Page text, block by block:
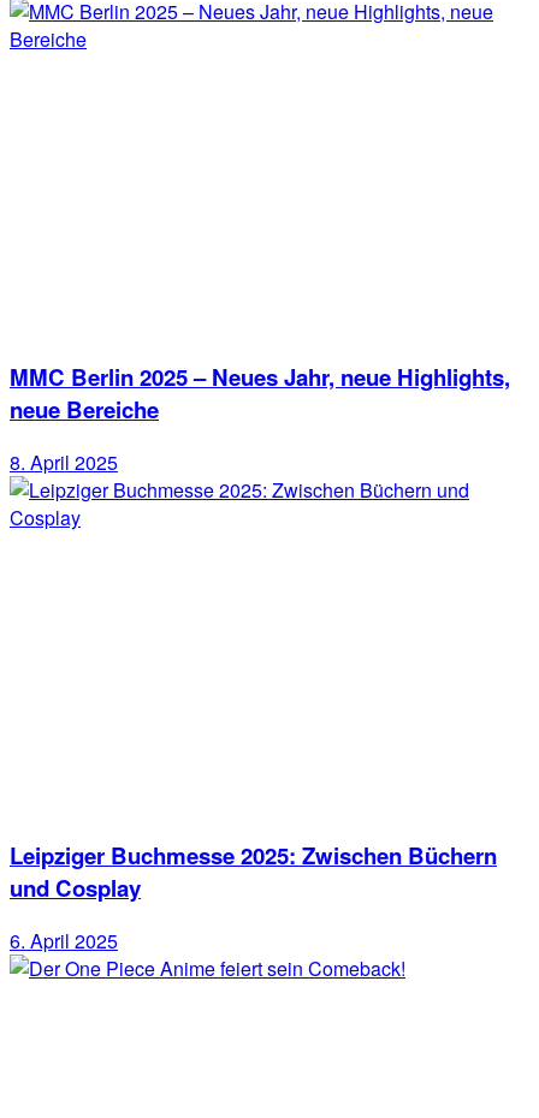
MMC Berlin 2025 – Neues Jahr, neue Highlights,
neue Bereiche
8. April 2025
Leipziger Buchmesse 2025: Zwischen Büchern
und Cosplay
6. April 2025